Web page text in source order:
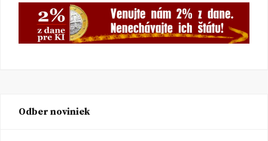
Odber noviniek